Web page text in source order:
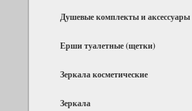
Душевые комплекты и аксессуары
Ерши туалетные (щетки)
Зеркала косметические
Зеркала